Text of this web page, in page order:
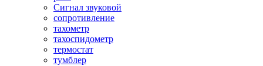
Сигнал звуковой
сопротивление
тахометр
тахоспидометр
термостат
тумблер